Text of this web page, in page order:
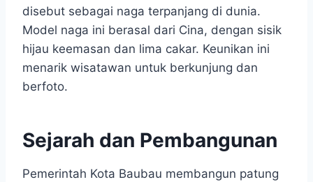
disebut sebagai naga terpanjang di dunia.
Model naga ini berasal dari Cina, dengan sisik
hijau keemasan dan lima cakar. Keunikan ini
menarik wisatawan untuk berkunjung dan
berfoto.
Sejarah dan Pembangunan
Pemerintah Kota Baubau membangun patung